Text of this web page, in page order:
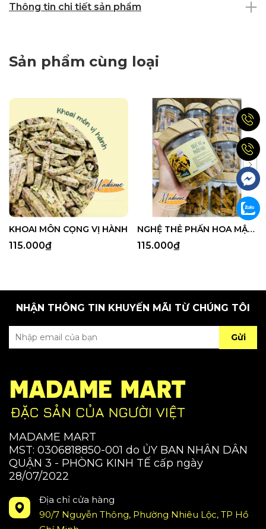
Thông tin chi tiết sản phẩm
Sản phẩm cùng loại
KHOAI MÔN CỌNG VỊ HÀNH
115.000₫
NGHỆ THẺ PHẤN HOA MẬT ONG
115.000₫
NHẬN THÔNG TIN KHUYẾN MÃI TỪ CHÚNG TÔI
Gửi
MADAME MART
MST: 0306818850-001 do ỦY BAN NHÂN DÂN
QUẬN 3 - PHÒNG KINH TẾ cấp ngày
28/07/2022
Địa chỉ cửa hàng
90/7 Nguyễn Thông, Phường Nhiêu Lộc, TP Hồ